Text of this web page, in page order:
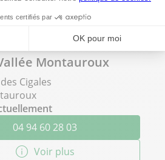
Voir plus
Montauroux
Cigales
04 94 60 28 03
Voir plus